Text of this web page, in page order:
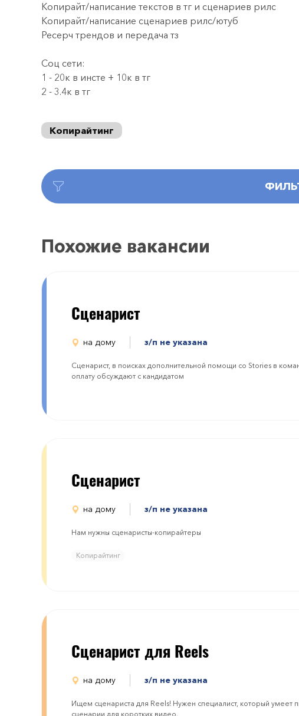
Копирайт/написание текстов в тг и сценариев рилс
Копирайт/написание сценариев рилс/ютуб
Ресерч трендов и передача тз
Соц сети:
1 - 20к в инсте + 10к в тг
2 - 3.4к в тг
Копирайтинг
Похожие вакансии
Сценарист
на дому з/п не указана
Сценарист, в поисках дополнительной помощи со Stories в
оплату обсуждают с кандидатом
Сценарист
на дому з/п не указана
Нам нужны сценаристы-копирайтеры
Копирайтинг
Сценарист для Reels
на дому з/п не указана
Ищем сценариста для Reels! Нужен специалист, который умеет
сценарии для коротких видео.